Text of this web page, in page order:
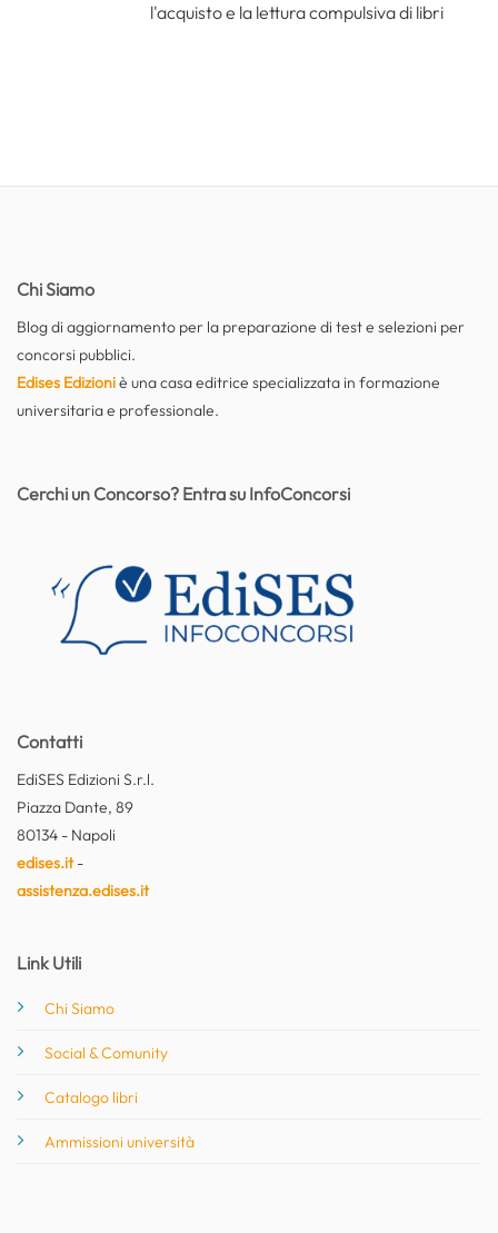
l'acquisto e la lettura compulsiva di libri
Chi Siamo
Blog di aggiornamento per la preparazione di test e selezioni per
concorsi pubblici.
Edises Edizioniè una casa editrice specializzata in formazione
universitaria e professionale.
Contatti
EdiSES Edizioni S.r.l.
Piazza Dante, 89
80134 - Napoli
edises.it-
assistenza.edises.it
Link Utili
Chi Siamo
Social & Comunity
Catalogo libri
Ammissioni università
Cerchi un Concorso? Entra su InfoConcorsi